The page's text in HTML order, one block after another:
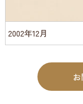
2002年12月